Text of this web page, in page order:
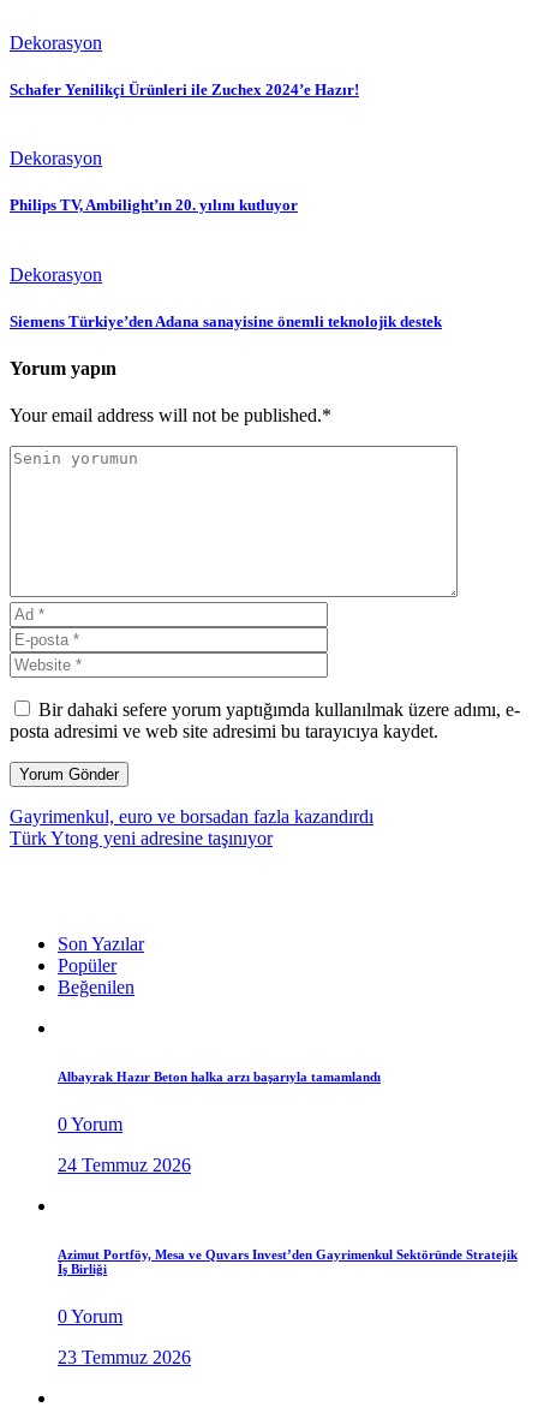
Dekorasyon
Schafer Yenilikçi Ürünleri ile Zuchex 2024’e Hazır!
Dekorasyon
Philips TV, Ambilight’ın 20. yılını kutluyor
Dekorasyon
Siemens Türkiye’den Adana sanayisine önemli teknolojik destek
Yorum yapın
Your email address will not be published.*
Bir dahaki sefere yorum yaptığımda kullanılmak üzere adımı, e-
posta adresimi ve web site adresimi bu tarayıcıya kaydet.
Gayrimenkul, euro ve borsadan fazla kazandırdı
Türk Ytong yeni adresine taşınıyor
Son Yazılar
Popüler
Beğenilen
Albayrak Hazır Beton halka arzı başarıyla tamamlandı
0 Yorum
24 Temmuz 2026
Azimut Portföy, Mesa ve Quvars Invest’den Gayrimenkul Sektöründe Stratejik
İş Birliği
0 Yorum
23 Temmuz 2026